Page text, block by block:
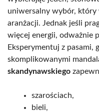
uniwersalny wybór,
aranżacji. Jednak jeśli
więcej energii, odważnie
Eksperymentuj z
skomplikowanymi
skandynawskiego
szarościach,
bieli,